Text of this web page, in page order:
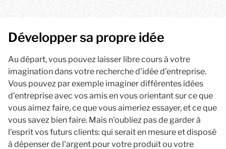
Développer sa propre idée
Au départ, vous pouvez laisser libre cours à votre
imagination dans votre recherche d'idée d'entreprise.
Vous pouvez par exemple imaginer différentes idées
d'entreprise avec vos amis en vous orientant sur ce que
vous aimez faire, ce que vous aimeriez essayer, et ce que
vous savez bien faire. Mais n'oubliez pas de garder à
l'esprit vos futurs clients: qui serait en mesure et disposé
à dépenser de l'argent pour votre produit ou votre